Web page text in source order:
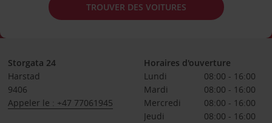
TROUVER DES VOITURES
Storgata 24
Harstad
9406
Appeler le : +47 77061945
Horaires d'ouverture
Lundi
08:00 - 16:00
Mardi
08:00 - 16:00
Mercredi
08:00 - 16:00
Jeudi
08:00 - 16:00